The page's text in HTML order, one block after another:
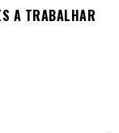
A TRABALHAR